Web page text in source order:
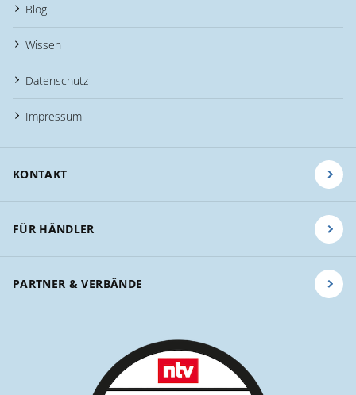
Blog
Wissen
Datenschutz
Impressum
KONTAKT
FÜR HÄNDLER
PARTNER & VERBÄNDE